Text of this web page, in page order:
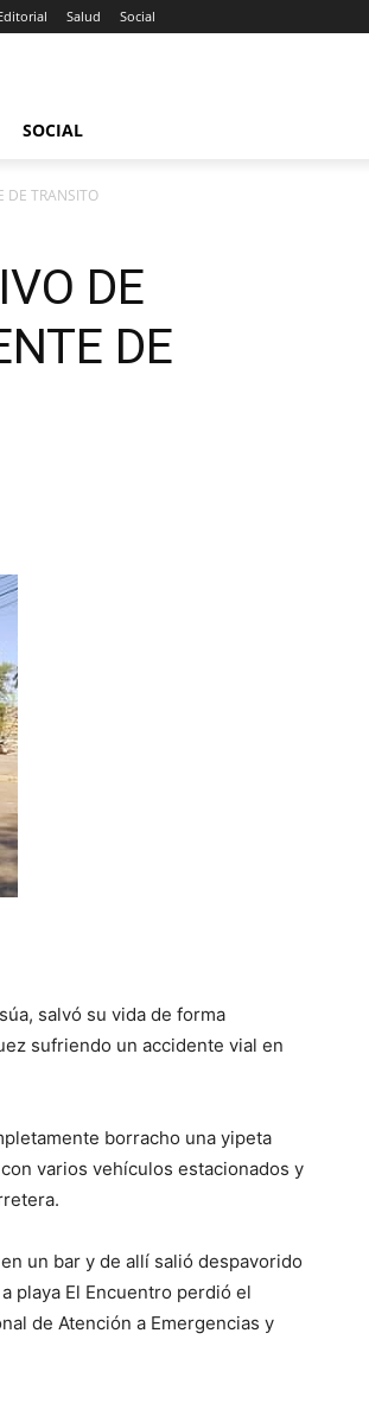
Salud Social
SOCIAL
DE TRANSITO
DE
DE
salvó su vida de forma
sufriendo un accidente vial en
borracho una yipeta
varios vehículos estacionados y
un bar y de allí salió despavorido
playa El Encuentro perdió el
de Atención a Emergencias y